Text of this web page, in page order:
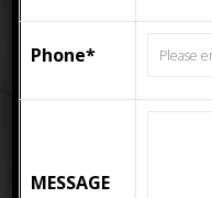
Phone*
MESSAGE